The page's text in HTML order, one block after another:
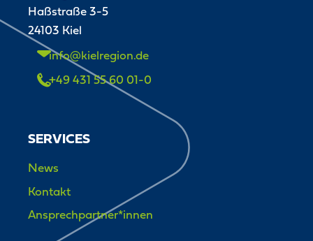
Haßstraße 3-5
24103 Kiel
info@kielregion.de
+49 431 55 60 01-0
SERVICES
News
Kontakt
Ansprechpartner*innen